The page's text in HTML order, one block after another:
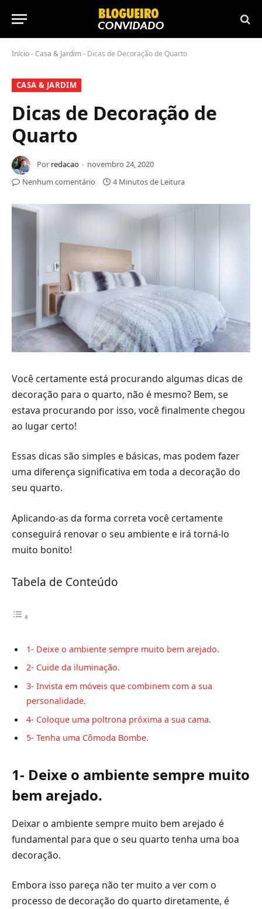
Início-Casa & Jardim- Dicas de Decoração de Quarto
CASA & JARDIM
Dicas de Decoração de
Quarto
Por redacao
novembro 24, 2020
Nenhum comentário
4 Minutos de Leitura
Você certamente está procurando algumas dicas de
decoração para o quarto, não é mesmo? Bem, se
estava procurando por isso, você finalmente chegou
ao lugar certo!
Essas dicas são simples e básicas, mas podem fazer
uma diferença significativa em toda a decoração do
seu quarto.
Aplicando-as da forma correta você certamente
conseguirá renovar o seu ambiente e irá torná-lo
muito bonito!
Tabela de Conteúdo
1- Deixe o ambiente sempre muito bem arejado.
2- Cuide da iluminação.
3- Invista em móveis que combinem com a sua
personalidade.
4- Coloque uma poltrona próxima a sua cama.
5- Tenha uma Cômoda Bombe.
1- Deixe o ambiente sempre muito
bem arejado.
Deixar o ambiente sempre muito bem arejado é
fundamental para que o seu quarto tenha uma boa
decoração.
Embora isso pareça não ter muito a ver com o
processo de decoração do quarto diretamente, é